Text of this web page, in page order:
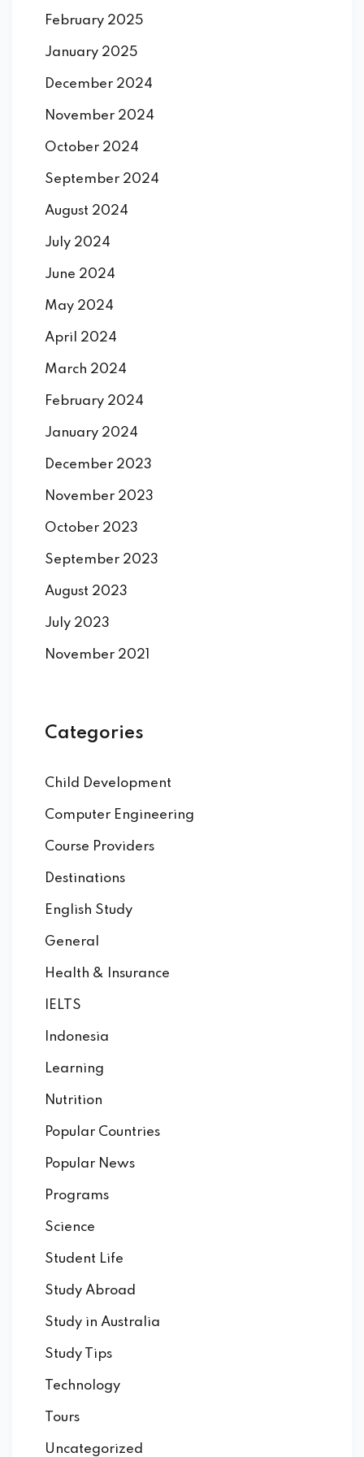
February 2025
January 2025
December 2024
November 2024
October 2024
September 2024
August 2024
July 2024
June 2024
May 2024
April 2024
March 2024
February 2024
January 2024
December 2023
November 2023
October 2023
September 2023
August 2023
July 2023
November 2021
Categories
Child Development
Computer Engineering
Course Providers
Destinations
English Study
General
Health & Insurance
IELTS
Indonesia
Learning
Nutrition
Popular Countries
Popular News
Programs
Science
Student Life
Study Abroad
Study in Australia
Study Tips
Technology
Tours
Uncategorized